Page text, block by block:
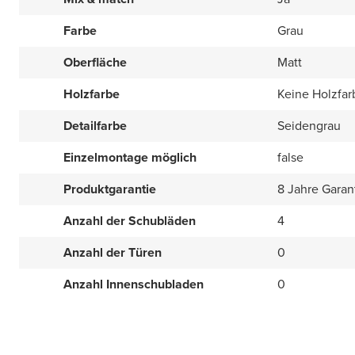
Farbe
Grau
Oberfläche
Matt
Holzfarbe
Keine
Detailfarbe
Seidengrau
Einzelmontage möglich
false
Produktgarantie
8 Jahre
Anzahl der Schubläden
4
Anzahl der Türen
0
Anzahl Innenschubladen
0